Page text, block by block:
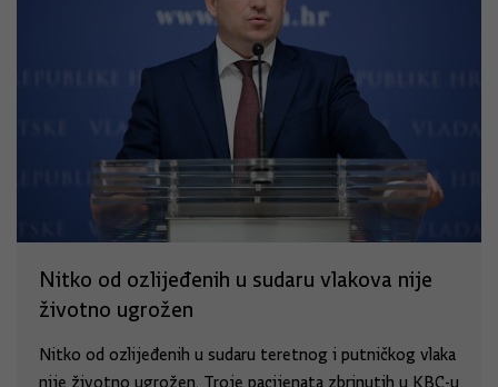
Nitko od ozlijeđenih u sudaru vlakova nije
životno ugrožen
Nitko od ozlijeđenih u sudaru teretnog i putničkog vlaka
nije životno ugrožen. Troje pacijenata zbrinutih u KBC-u